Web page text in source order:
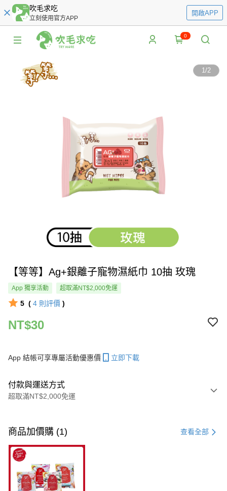
吹毛求吃
立刻使用官方APP
開啟APP
0
1/2
【等等】Ag+銀離子寵物濕紙巾 10抽 玫瑰
App 獨享活動 超取滿NT$2,000免運
5 ( 4 則評價 )
NT$30
App 結帳可享專屬活動優惠價 立即下載
付款與運送方式
超取滿NT$2,000免運
信用卡一次付款
超商取貨付款
LINE Pay
Apple Pay
商品加價購 (1) 查看全部